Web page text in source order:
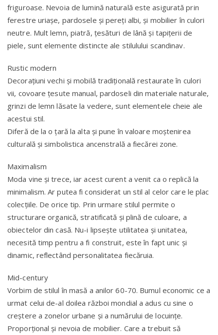
friguroase. Nevoia de lumină naturală este asigurată prin
ferestre uriașe, pardosele și pereți albi, și mobilier în culori
neutre. Mult lemn, piatră, țesături de lână și tapițerii de
piele, sunt elemente distincte ale stilulului scandinav.
Rustic modern
Decorațiuni vechi și mobilă tradițională restaurate în culori
vii, covoare țesute manual, pardoseli din materiale naturale,
grinzi de lemn lăsate la vedere, sunt elementele cheie ale
acestui stil.
Diferă de la o țară la alta și pune în valoare moștenirea
culturală și simbolistica ancenstrală a fiecărei zone.
Maximalism
Moda vine și trece, iar acest curent a venit ca o replică la
minimalism. Ar putea fi considerat un stil al celor care le plac
colecțiile. De orice tip. Prin urmare stilul permite o
structurare organică, stratificată și plină de culoare, a
obiectelor din casă. Nu-i lipsește utilitatea și unitatea,
necesită timp pentru a fi construit, este în fapt unic și
dinamic, reflectând personalitatea fiecăruia.
Mid-century
Vorbim de stilul în masă a anilor 60-70. Bumul economic ce a
urmat celui de-al doilea război mondial a adus cu sine o
creștere a zonelor urbane și a numărului de locuințe.
Proporțional și nevoia de mobilier. Care a trebuit să